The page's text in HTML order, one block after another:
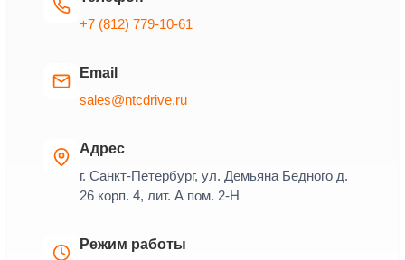
+7 (812) 779-10-61
Email
sales@ntcdrive.ru
Адрес
г. Санкт-Петербург, ул. Демьяна Бедного д.
26 корп. 4, лит. А пом. 2-Н
Режим работы